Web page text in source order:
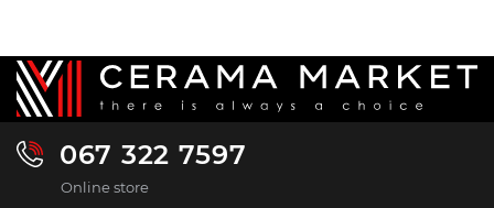
067 322 7597
Online store